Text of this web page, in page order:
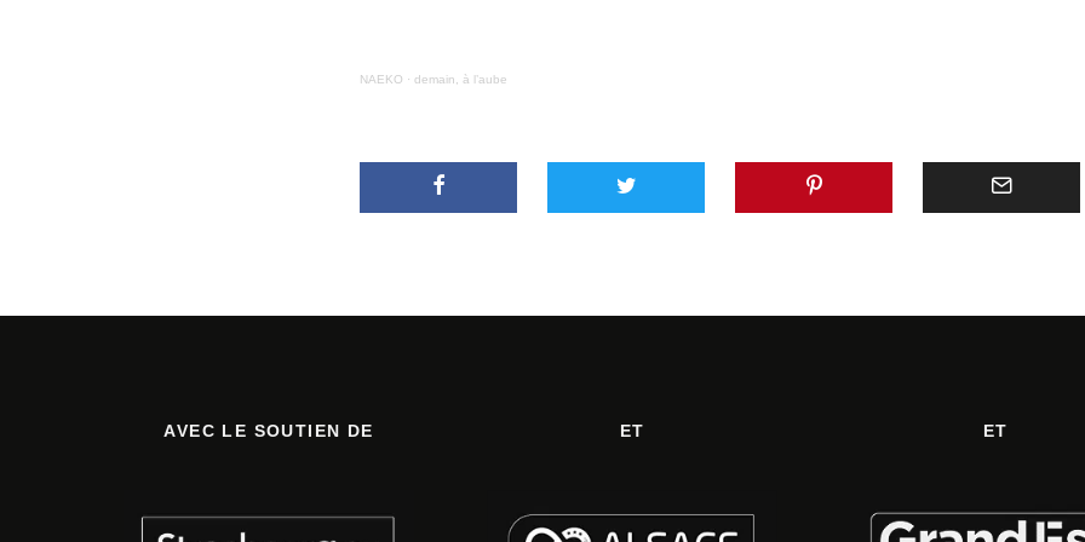
NAEKO · demain, à l’aube
AVEC LE SOUTIEN DE ET ET